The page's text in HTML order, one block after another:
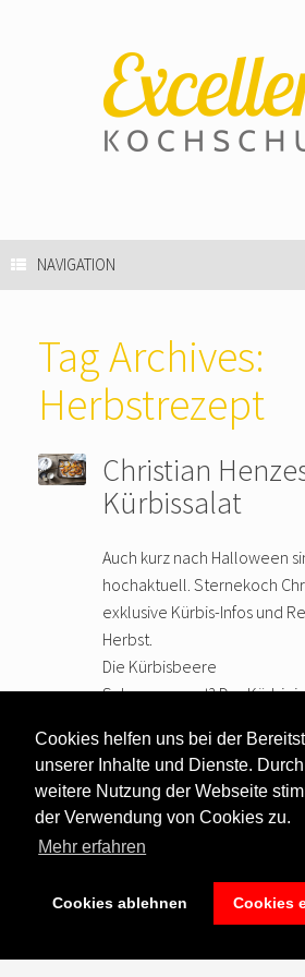
Cookies helfen uns bei der
unserer Inhalte und Dienste.
weitere Nutzung der Webseite
der Verwendung von Cookies zu.
Mehr erfahren
Cookies ablehnen Cookies
NAVIGATION
Tag Archives:
Herbstrezept
Christian
Kürbissalat
Auch kurz nach Halloween
hochaktuell. Sternekoch
exklusive Kürbis-Infos und
Herbst.
Die Kürbisbeere
Schon gewusst? Der Kürbis
die größte überhaupt.
man daran, dass die Samen
eingelegt sind,… weiter
Teilnahmebedingungen|
©2016